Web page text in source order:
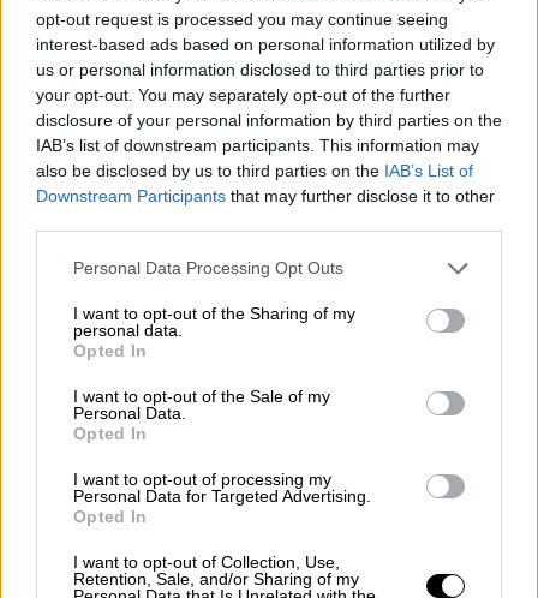
opt-out request is processed you may continue seeing
interest-based ads based on personal information utilized by
us or personal information disclosed to third parties prior to
your opt-out. You may separately opt-out of the further
disclosure of your personal information by third parties on the
IAB’s list of downstream participants. This information may
also be disclosed by us to third parties on the IAB’s List of
Downstream Participants that may further disclose it to other
Please note that this website/app uses one or more Google
not limited to your visit or usage behaviour. You may click to
grant or deny consent to Google and its third-party tags to
use your data for below specified purposes in below Google
consent section.
Personal Data Processing Opt Outs
I want to opt-out of the Sharing of my
personal data.
Opted In
I want to opt-out of the Sale of my
Personal Data.
Opted In
I want to opt-out of processing my
Personal Data for Targeted Advertising.
Opted In
I want to opt-out of Collection, Use,
Retention, Sale, and/or Sharing of my
Την ίδια στιγμή, στις προθέσεις του
οικονομικού επιτελείου είναι η νέα
αναστολή (λήγει στο τέλος του έτους) του
ΦΠΑ στα νεόδμητα ακίνητα, όπως του φόρου
υπεραξίας ακινήτων.Και στις δύο
περιπτώσεις η αναστολή θα αφορά
τουλάχιστον και το 2025.
Σημειώνεται ότι η αναβολή του
απόφασηπου έλαβε η κυβέρνηση το 2019 –
συνέβαλε σημαντικά στην αύξηση των
ακινήτων την περίοδο αυτή. Ανάλογηθετική
επίδρασηείχε και η αναβολή στην εφαρμογή
του φόρου υπεραξίας ακινήτων.
Η εικόνα της αγοράς
Η υψηλή ζήτηση γιααγορά κατοικίας